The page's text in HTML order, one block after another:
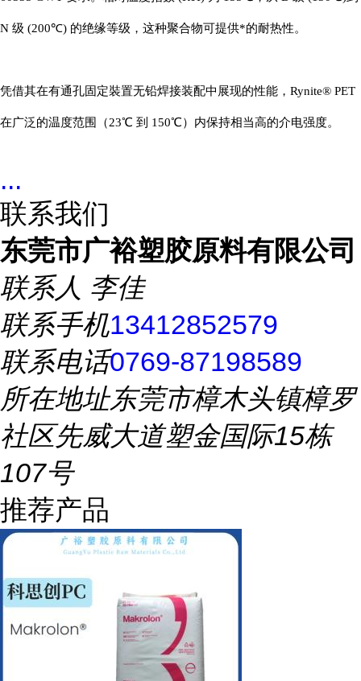
N 级 (200℃) 的绝缘等级，这种聚合物可提供*的耐热性。
凭借其在有通孔固定裝置无铅焊接装配中展现的性能，Rynite® PET
在广泛的温度范围（23℃ 到 150℃）内保持相当高的介电强度。
...
联系我们
东莞市广裕塑胶原料有限公司
联系人 李佳
联系手机13412852579
联系电话0769-87198589
所在地址东莞市樟木头镇樟罗
社区先威大道塑金国际15栋
107号
推荐产品